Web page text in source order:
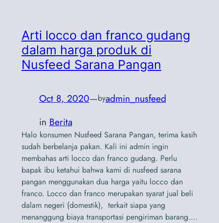
Arti locco dan franco gudang
dalam harga produk di
Nusfeed Sarana Pangan
Oct 8, 2020—byadmin_nusfeed
in Berita
Halo konsumen Nusfeed Sarana Pangan, terima kasih
sudah berbelanja pakan. Kali ini admin ingin
membahas arti locco dan franco gudang. Perlu
bapak ibu ketahui bahwa kami di nusfeed sarana
pangan menggunakan dua harga yaitu locco dan
franco. Locco dan franco merupakan syarat jual beli
dalam negeri (domestik), terkait siapa yang
menanggung biaya transportasi pengiriman barang.…